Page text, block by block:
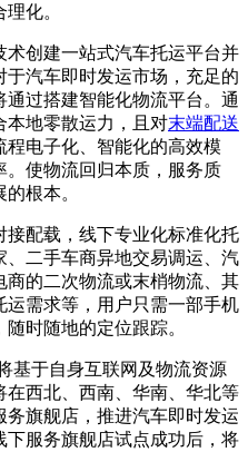
化。
创建一站式汽车托运平台并
汽车即时发运市场，充足的
过搭建智能化物流平台。通
本地零散运力，且对末端配送
电子化、智能化的高效模
使物流回归本质，服务质
根本。
配载，线下专业化标准化托
二手车商异地交易调运、汽
的二次物流或末梢物流、其
需求等，用户只需一部手机
时随地的定位跟踪。
基于自身互联网及物流资源
西北、西南、华南、华北等
旗舰店，推进汽车即时发运
服务旗舰店试点成功后，将